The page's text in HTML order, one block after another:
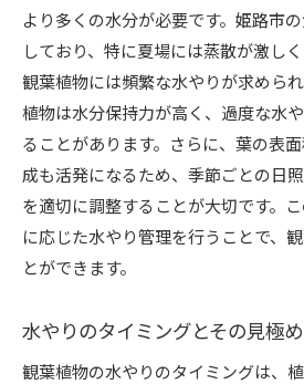
より多くの水分が必要です。姫路市
しており、特に夏場には蒸散が激し
観葉植物には頻繁な水やりが求めら
植物は水分保持力が高く、過度な水
ることがあります。さらに、葉の表
成も活発になるため、季節ごとの日
を適切に調整することが大切です。
に応じた水やり管理を行うことで、
とができます。
水やりのタイミングとその見極
観葉植物の水やりのタイミングは、